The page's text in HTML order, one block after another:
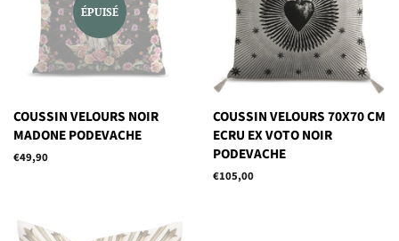
ÉPUISÉ
COUSSIN VELOURS NOIR
MADONE PODEVACHE
Prix
€49,90
COUSSIN VELOURS 70X70 CM
ECRU EX VOTO NOIR
PODEVACHE
Prix
€105,00